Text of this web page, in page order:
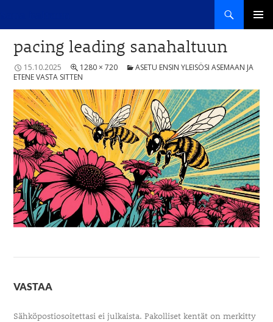
SISÄLTÖÖN
pacing leading sanahaltuun
15.10.2025 1280 × 720
ASETU ENSIN YLEISÖSI ASEMAAN JA
ETENE VASTA SITTEN
VASTAA
Sähköpostiosoitettasi ei julkaista. Pakolliset kentät on merkitty